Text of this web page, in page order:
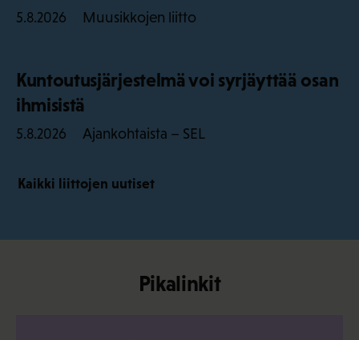
5.8.2026 Muusikkojen liitto
Kuntoutusjärjestelmä voi syrjäyttää osan
ihmisistä
5.8.2026 Ajankohtaista – SEL
Kaikki liittojen uutiset
Pikalinkit